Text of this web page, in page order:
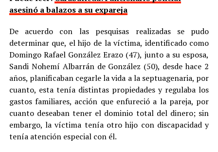
asesinó a balazos a su expareja
De acuerdo con las pesquisas realizadas se pudo
determinar que, el hijo de la víctima, identificado como
Domingo Rafael González Erazo (47), junto a su esposa,
Sandi Nohemí Albarrán de González (50), desde hace 2
años, planificaban cegarle la vida a la septuagenaria, por
cuanto, esta tenía distintas propiedades y regulaba los
gastos familiares, acción que enfureció a la pareja, por
cuanto deseaban tener el dominio total del dinero; sin
embargo, la víctima tenía otro hijo con discapacidad y
tenía atención especial con él.